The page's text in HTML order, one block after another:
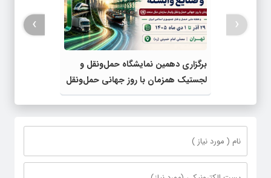
برگزاری دهمین نمایشگاه حمل‌ونقل و
لجستیک همزمان با روز جهانی حمل‌ونقل
پایدار سازمان ملل متحد
‹
›